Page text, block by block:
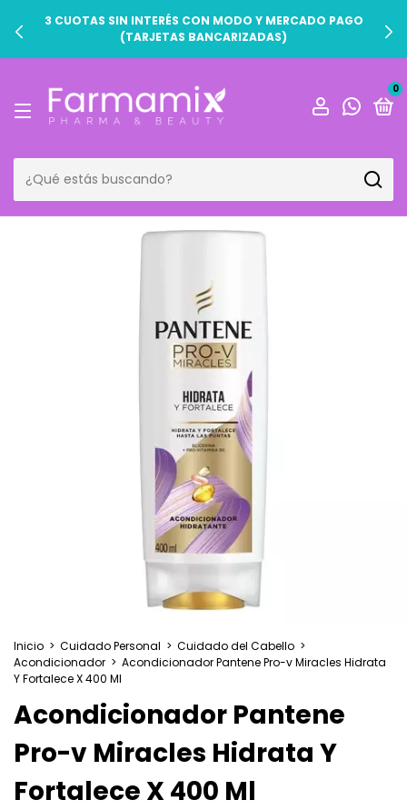
3 CUOTAS SIN INTERÉS CON MODO Y MERCADO PAGO
(TARJETAS BANCARIZADAS)
0
Inicio > Cuidado Personal > Cuidado del Cabello >
Acondicionador > Acondicionador Pantene Pro-v Miracles Hidrata
Y Fortalece X 400 Ml
Acondicionador Pantene
Pro-v Miracles Hidrata Y
Fortalece X 400 Ml